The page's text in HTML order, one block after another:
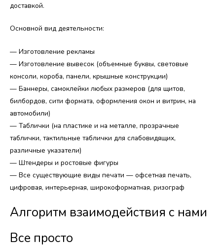
доставкой.
Основной вид деятельности:
— Изготовление рекламы
— Изготовление вывесок (объемные буквы, световые
консоли, короба, панели, крышные конструкции)
— Баннеры, самоклейки любых размеров (для щитов,
билбордов, сити формата, оформления окон и витрин, на
автомобили)
— Таблички (на пластике и на металле, прозрачные
таблички, тактильные таблички для слабовидящих,
различные указатели)
— Штендеры и ростовые фигуры
— Все существующие виды печати — офсетная печать,
цифровая, интерьерная, широкоформатная, ризограф
Алгоритм взаимодействия с нами​
Все просто